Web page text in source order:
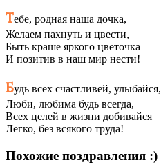
Тебе, родная наша дочка,
Желаем пахнуть и цвести,
Быть краше яркого цветочка
И позитив в наш мир нести!
Будь всех счастливей, улыбайся,
Люби, любима будь всегда,
Всех целей в жизни добивайся
Легко, без всякого труда!
Похожие поздравления :)